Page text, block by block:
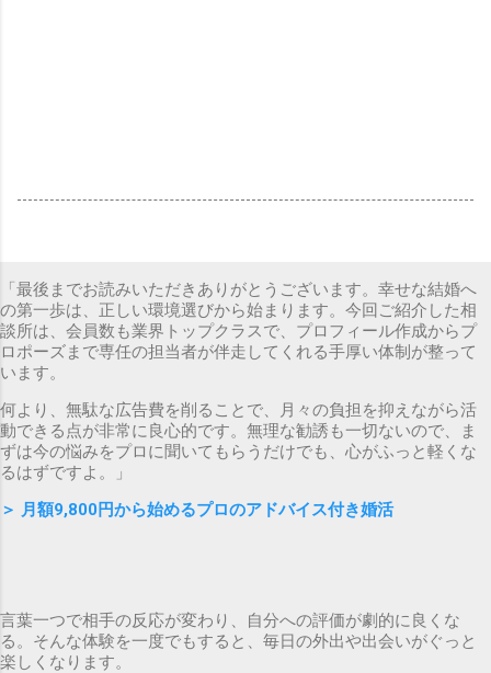
「最後までお読みいただきありがとうございます。幸せな結婚へ
の第一歩は、正しい環境選びから始まります。今回ご紹介した相
談所は、会員数も業界トップクラスで、プロフィール作成からプ
ロポーズまで専任の担当者が伴走してくれる手厚い体制が整って
います。
何より、無駄な広告費を削ることで、月々の負担を抑えながら活
動できる点が非常に良心的です。無理な勧誘も一切ないので、ま
ずは今の悩みをプロに聞いてもらうだけでも、心がふっと軽くな
るはずですよ。」
＞ 月額9,800円から始めるプロのアドバイス付き婚活
言葉一つで相手の反応が変わり、自分への評価が劇的に良くな
る。そんな体験を一度でもすると、毎日の外出や出会いがぐっと
楽しくなります。